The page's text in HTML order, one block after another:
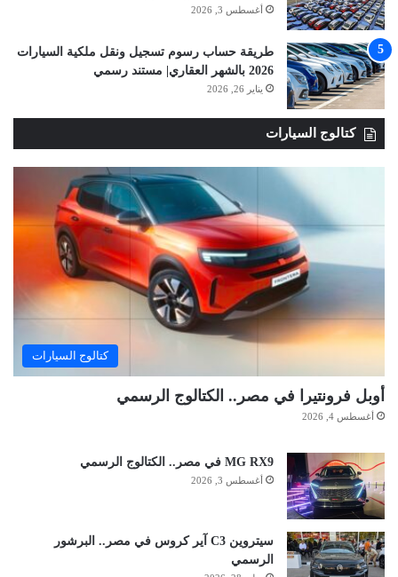
أغسطس 3, 2026
طريقة حساب رسوم تسجيل ونقل ملكية السيارات
2026 بالشهر العقاري| مستند رسمي
يناير 26, 2026
كتالوج السيارات
كتالوج السيارات
أوبل فرونتيرا في مصر.. الكتالوج الرسمي
أغسطس 4, 2026
MG RX9 في مصر.. الكتالوج الرسمي
أغسطس 3, 2026
سيتروين C3 آير كروس في مصر.. البرشور
الرسمي